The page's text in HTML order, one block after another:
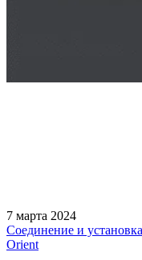
7 марта 2024
Соединение и
Orient